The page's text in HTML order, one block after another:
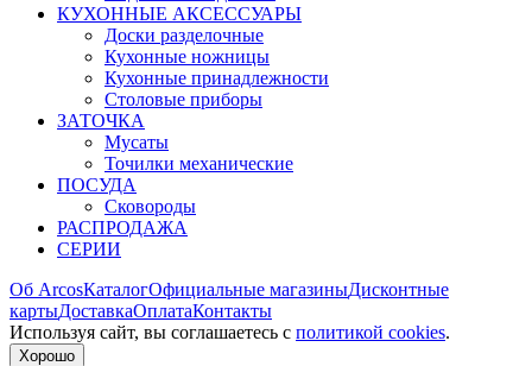
КУХОННЫЕ АКСЕССУАРЫ
Доски разделочные
Кухонные ножницы
Кухонные принадлежности
Столовые приборы
ЗАТОЧКА
Мусаты
Точилки механические
ПОСУДА
Сковороды
РАСПРОДАЖА
СЕРИИ
Об ArcosКаталогОфициальные магазиныДисконтные
картыДоставкаОплатаКонтакты
Используя сайт, вы согла­шаетесь с политикой cookies.
Хорошо